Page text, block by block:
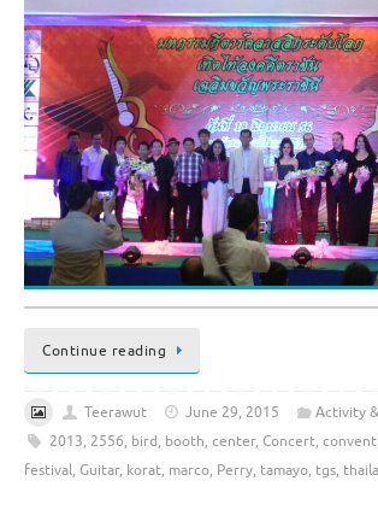
Continue reading
Teerawut June 29, 2015
Activity
2013, 2556, bird, booth, center, Concert,
festival, Guitar, korat, marco, Perry, tamayo, tgs,